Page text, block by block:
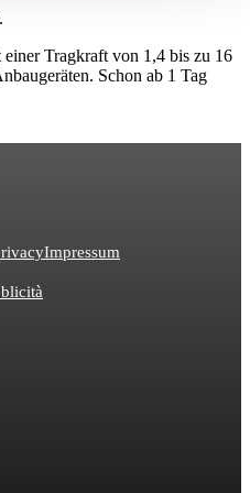
Tragkraft von 1,4 bis zu 16
Schon ab 1 Tag
Impressum